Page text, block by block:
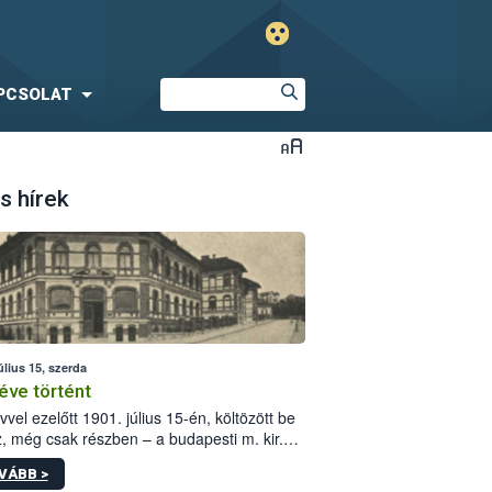
hírek
15, szerda
történt
ezelőtt 1901. július 15-én, költözött be
még csak részben – a budapesti m. kir.
állomás a Kis Rókus utca
alatti, Czigler Győző által tervezett új
>